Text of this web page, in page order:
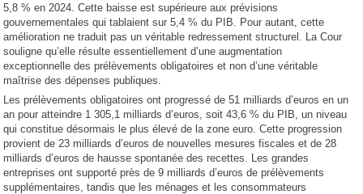
5,8 % en 2024. Cette baisse est supérieure aux prévisions
gouvernementales qui tablaient sur 5,4 % du PIB. Pour autant, cette
amélioration ne traduit pas un véritable redressement structurel. La Cour
souligne qu’elle résulte essentiellement d’une augmentation
exceptionnelle des prélèvements obligatoires et non d’une véritable
maîtrise des dépenses publiques.
Les prélèvements obligatoires ont progressé de 51 milliards d’euros en un
an pour atteindre 1 305,1 milliards d’euros, soit 43,6 % du PIB, un niveau
qui constitue désormais le plus élevé de la zone euro. Cette progression
provient de 23 milliards d’euros de nouvelles mesures fiscales et de 28
milliards d’euros de hausse spontanée des recettes. Les grandes
entreprises ont supporté près de 9 milliards d’euros de prélèvements
supplémentaires, tandis que les ménages et les consommateurs